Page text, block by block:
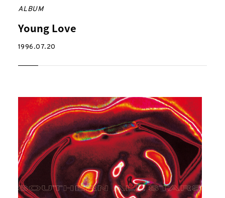
ALBUM
Young Love
1996.07.20